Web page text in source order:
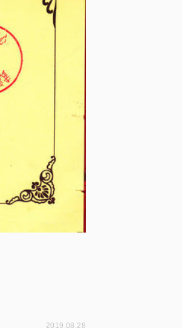
2019.08.28